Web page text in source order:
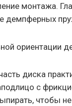
монтажа.
демпферных
ориентации
диска
с
чтобы